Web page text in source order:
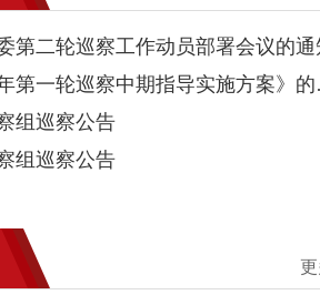
第二轮巡察工作动员部署会议的通
关于
组巡察公告
组巡察公告